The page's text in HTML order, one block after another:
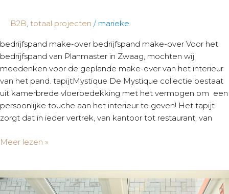
B2B, totaal projecten / marieke
bedrijfspand make-over bedrijfspand make-over Voor het
bedrijfspand van Planmaster in Zwaag, mochten wij
meedenken voor de geplande make-over van het interieur
van het pand. tapijtMystique De Mystique collectie bestaat
uit kamerbrede vloerbedekking met het vermogen om een
persoonlijke touche aan het interieur te geven! Het tapijt
zorgt dat in ieder vertrek, van kantoor tot restaurant, van
Meer lezen »
Nieuw
bedrijfspand